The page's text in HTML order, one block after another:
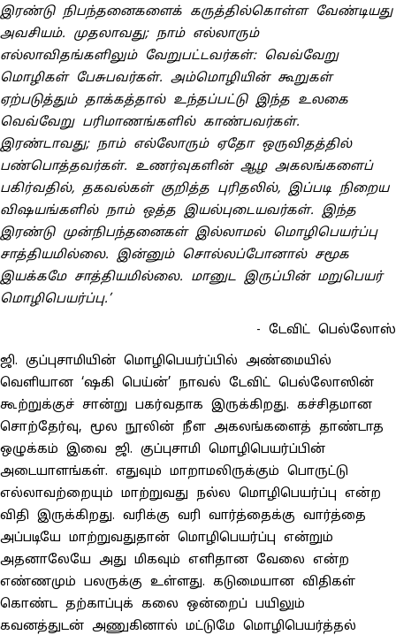
இரண்டு நிபந்தனைகளைக் கருத்தில்கொள்ள வேண்டியது
அவசியம். முதலாவது; நாம் எல்லாரும்
எல்லாவிதங்களிலும் வேறுபட்டவர்கள்: வெவ்வேறு
மொழிகள் பேசுபவர்கள். அம்மொழியின் கூறுகள்
ஏற்படுத்தும் தாக்கத்தால் உந்தப்பட்டு இந்த உலகை
வெவ்வேறு பரிமாணங்களில் காண்பவர்கள்.
இரண்டாவது; நாம் எல்லோரும் ஏதோ ஒருவிதத்தில்
பண்பொத்தவர்கள். உணர்வுகளின் ஆழ அகலங்களைப்
பகிர்வதில், தகவல்கள் குறித்த புரிதலில், இப்படி நிறைய
விஷயங்களில் நாம் ஒத்த இயல்புடையவர்கள். இந்த
இரண்டு முன்நிபந்தனைகள் இல்லாமல் மொழிபெயர்ப்பு
சாத்தியமில்லை. இன்னும் சொல்லப்போனால் சமூக
இயக்கமே சாத்தியமில்லை. மானுட இருப்பின் மறுபெயர்
மொழிபெயர்ப்பு.’
- டேவிட் பெல்லோஸ்
ஜி. குப்புசாமியின் மொழிபெயர்ப்பில் அண்மையில்
வெளியான ‘ஷகி பெய்ன்’ நாவல் டேவிட் பெல்லோஸின்
கூற்றுக்குச் சான்று பகர்வதாக இருக்கிறது. கச்சிதமான
சொற்தேர்வு, மூல நூலின் நீள அகலங்களைத் தாண்டாத
ஒழுக்கம் இவை ஜி. குப்புசாமி மொழிபெயர்ப்பின்
அடையாளங்கள். எதுவும் மாறாமலிருக்கும் பொருட்டு
எல்லாவற்றையும் மாற்றுவது நல்ல மொழிபெயர்ப்பு என்ற
விதி இருக்கிறது. வரிக்கு வரி வார்த்தைக்கு வார்த்தை
அப்படியே மாற்றுவதுதான் மொழிபெயர்ப்பு என்றும்
அதனாலேயே அது மிகவும் எளிதான வேலை என்ற
எண்ணமும் பலருக்கு உள்ளது. கடுமையான விதிகள்
கொண்ட தற்காப்புக் கலை ஒன்றைப் பயிலும்
கவனத்துடன் அணுகினால் மட்டுமே மொழிபெயர்த்தல்